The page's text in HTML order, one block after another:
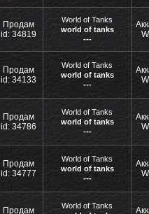
Продам
id: 34819
World of Tanks
world of tanks
---
Продам
id: 34133
World of Tanks
world of tanks
---
Продам
id: 34786
World of Tanks
world of tanks
---
Продам
id: 34777
World of Tanks
world of tanks
---
Продам
World of Tanks